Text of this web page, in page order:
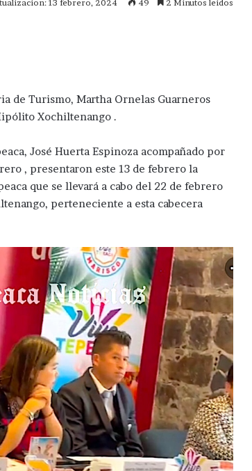
13 febrero, 2024 49 2 Minutos leidos
de Turismo, Martha Ornelas Guarneros
Xochiltenango .
José Huerta Espinoza acompañado por
, presentaron este 13 de febrero la
que se llevará a cabo del 22 de febrero
perteneciente a esta cabecera